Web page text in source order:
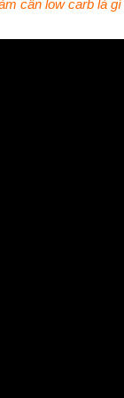
cân low carb là gì